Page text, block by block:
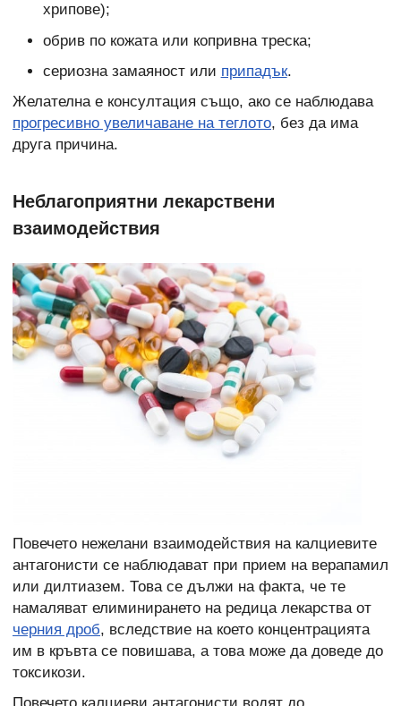
хрипове);
обрив по кожата или копривна треска;
сериозна замаяност или припадък.
Желателна е консултация също, ако се наблюдава
прогресивно увеличаване на теглото, без да има
друга причина.
Неблагоприятни лекарствени
взаимодействия
Повечето нежелани взаимодействия на калциевите
антагонисти се наблюдават при прием на верапамил
или дилтиазем. Това се дължи на факта, че те
намаляват елиминирането на редица лекарства от
черния дроб, вследствие на което концентрацията
им в кръвта се повишава, а това може да доведе до
токсикози.